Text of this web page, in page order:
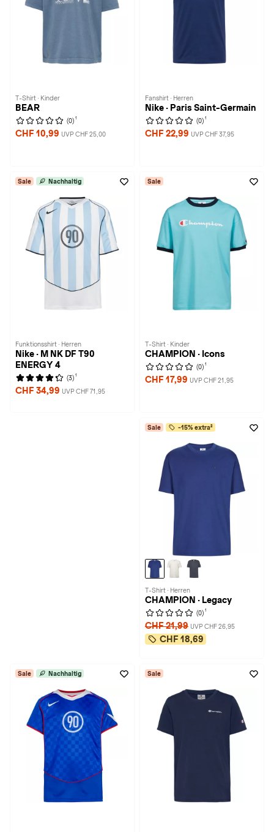
T-Shirt · Kinder
BEAR
(0) 1
CHF 10,99 UVP CHF 25,00
Fanshirt · Herren
Nike · Paris Saint-Germain
(0) 1
CHF 22,99 UVP CHF 37,95
Sale Nachhaltig
Funktionsshirt · Herren
Nike · M NK DF T90
ENERGY 4
(3) 1
CHF 34,99 UVP CHF 71,95
Sale
T-Shirt · Kinder
CHAMPION · Icons
(0) 1
CHF 17,99 UVP CHF 21,95
Sale -15% extra²
T-Shirt · Herren
CHAMPION · Legacy
(0) 1
CHF 21,99 UVP CHF 26,95
CHF 18,69
Sale Nachhaltig Sale